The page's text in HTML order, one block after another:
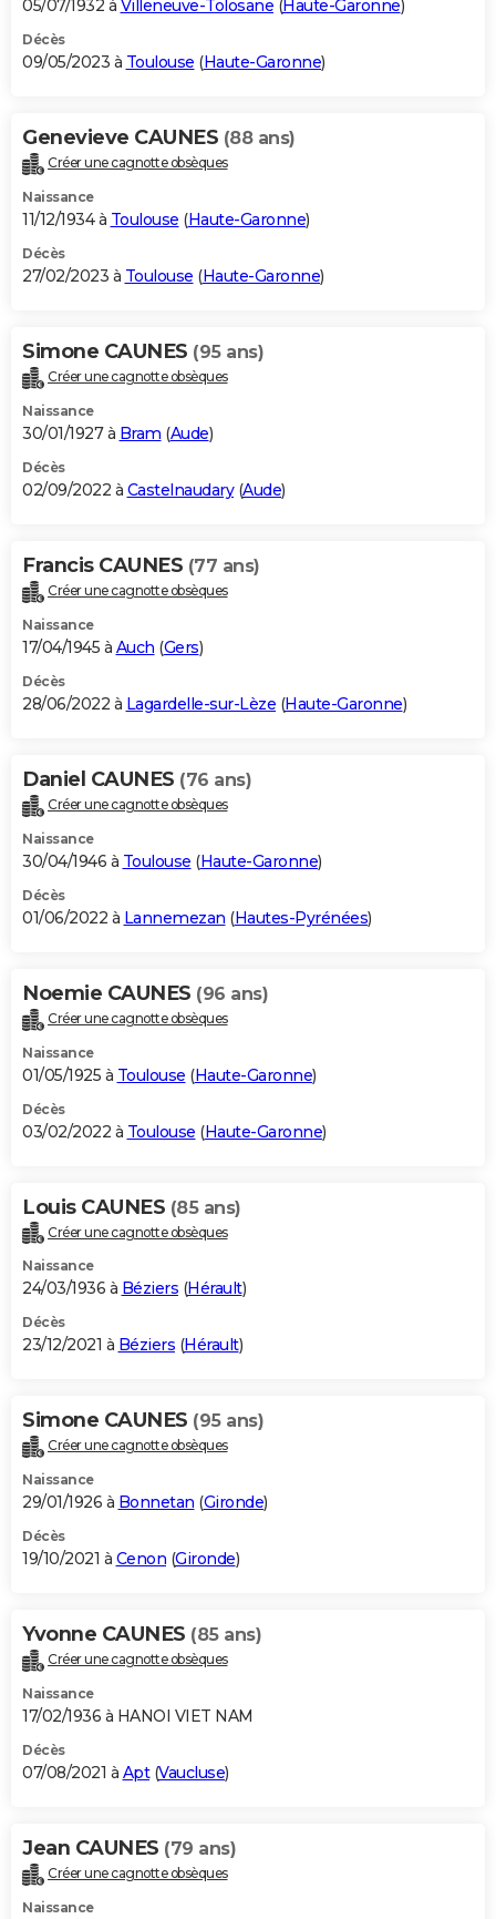
05/07/1932 à Villeneuve-Tolosane (Haute-Garonne)
Décès
09/05/2023 à Toulouse (Haute-Garonne)
Genevieve CAUNES (88 ans)
Créer une cagnotte obsèques
Naissance
11/12/1934 à Toulouse (Haute-Garonne)
Décès
27/02/2023 à Toulouse (Haute-Garonne)
Simone CAUNES (95 ans)
Créer une cagnotte obsèques
Naissance
30/01/1927 à Bram (Aude)
Décès
02/09/2022 à Castelnaudary(Aude)
Francis CAUNES (77 ans)
Créer une cagnotte obsèques
Naissance
17/04/1945 à Auch (Gers)
Décès
28/06/2022 à Lagardelle-sur-Lèze (Haute-Garonne)
Daniel CAUNES (76 ans)
Créer une cagnotte obsèques
Naissance
30/04/1946 à Toulouse (Haute-Garonne)
Décès
01/06/2022 à Lannemezan (Hautes-Pyrénées)
Noemie CAUNES (96 ans)
Créer une cagnotte obsèques
Naissance
01/05/1925 à Toulouse (Haute-Garonne)
Décès
03/02/2022 à Toulouse (Haute-Garonne)
Louis CAUNES (85 ans)
Créer une cagnotte obsèques
Naissance
24/03/1936 à Béziers (Hérault)
Décès
23/12/2021 à Béziers (Hérault)
Simone CAUNES (95 ans)
Créer une cagnotte obsèques
Naissance
29/01/1926 à Bonnetan (Gironde)
Décès
19/10/2021 à Cenon (Gironde)
Yvonne CAUNES (85 ans)
Créer une cagnotte obsèques
Naissance
17/02/1936 à HANOI VIET NAM
Décès
07/08/2021 à Apt(Vaucluse)
Jean CAUNES (79 ans)
Créer une cagnotte obsèques
Naissance